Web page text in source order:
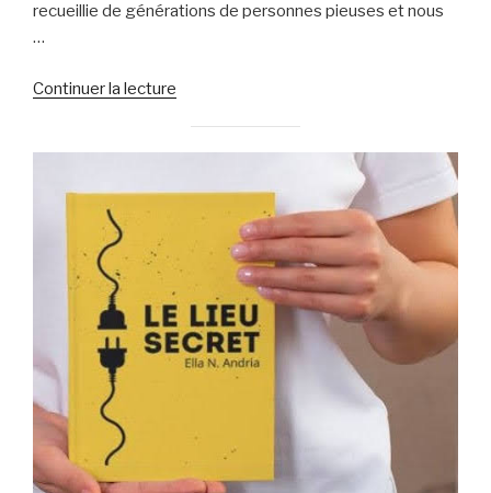
recueillie de générations de personnes pieuses et nous
…
Continuer la lecture
la
Sagesse »